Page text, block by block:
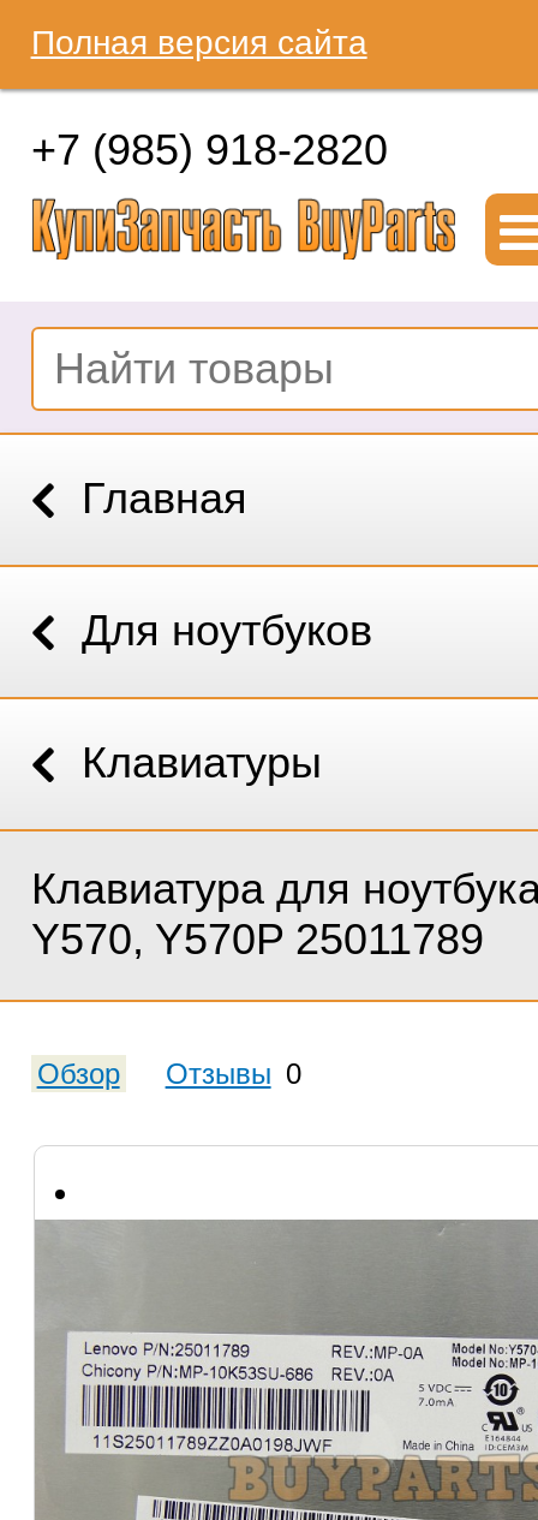
Полная версия сайта
+7 (985) 918-2820
Главная
Для ноутбуков
Клавиатуры
Клавиатура для
Y570, Y570P 25011789
Обзор Отзывы 0